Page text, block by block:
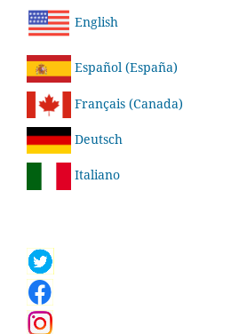
English
Español (España)
Français (Canada)
Deutsch
Italiano